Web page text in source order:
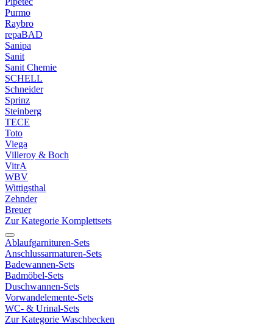
Purmo
Raybro
repaBAD
Sanipa
Sanit
Sanit Chemie
SCHELL
Schneider
Sprinz
Steinberg
TECE
Toto
Viega
Villeroy & Boch
VitrA
WBV
Wittigsthal
Zehnder
Breuer
Zur Kategorie Komplettsets
Ablaufgarnituren-Sets
Anschlussarmaturen-Sets
Badewannen-Sets
Badmöbel-Sets
Duschwannen-Sets
Vorwandelemente-Sets
WC- & Urinal-Sets
Zur Kategorie Waschbecken